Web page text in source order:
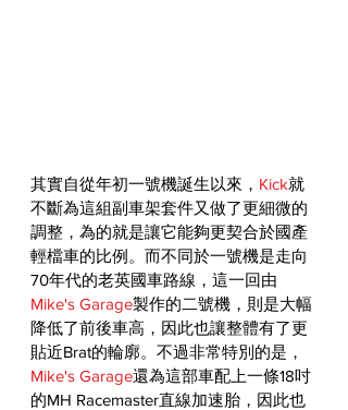
其實自從年初一號機誕生以來， Kick就
不斷為這組副車架套件又做了更細微的
調整，為的就是讓它能夠更契合於國產
輕檔車的比例。而不同於一號機是走向
70年代的老英國車路線，這一回由
Mike's Garage製作的二號機，則是大幅
降低了前後車高，因此也讓整體有了更
貼近Brat的輪廓。不過非常特別的是，
Mike's Garage還為這部車配上一條18吋
的MH Racemaster直線加速胎，因此也